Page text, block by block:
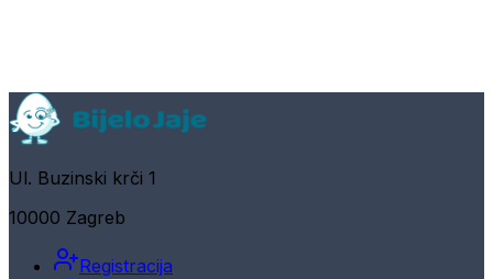
Ul. Buzinski krči 1
10000 Zagreb
Registracija